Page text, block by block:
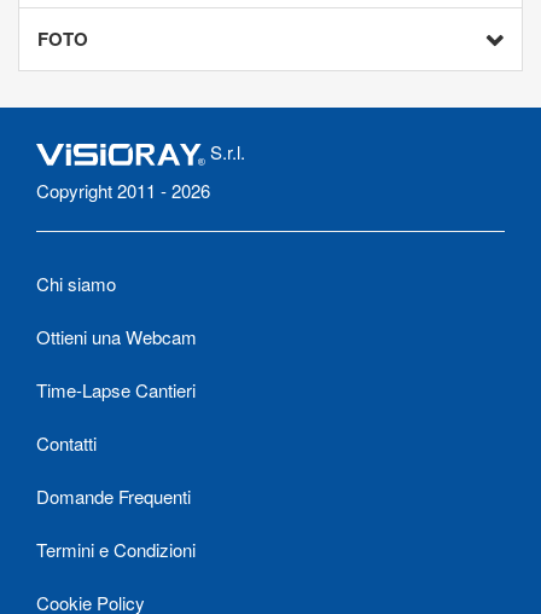
FOTO
S.r.l.
Copyright 2011 - 2026
Chi siamo
Ottieni una Webcam
Time-Lapse Cantieri
Contatti
Domande Frequenti
Termini e Condizioni
Cookie Policy